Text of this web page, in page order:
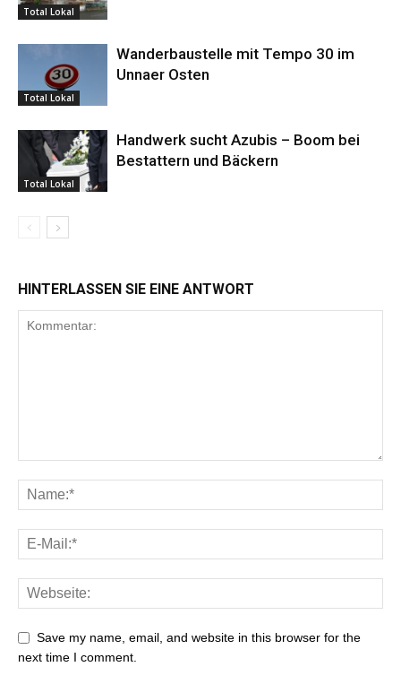
Total Lokal
Total Lokal
Wanderbaustelle mit Tempo 30 im
Unnaer Osten
Total Lokal
Handwerk sucht Azubis – Boom bei
Bestattern und Bäckern
HINTERLASSEN SIE EINE ANTWORT
Save my name, email, and website in this browser for the
next time I comment.